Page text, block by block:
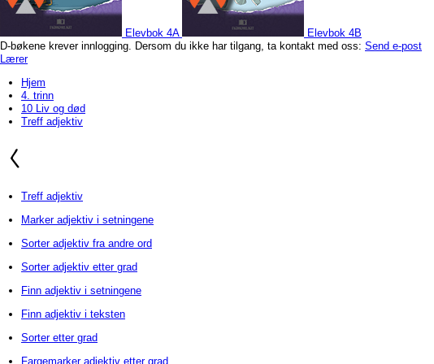
Elevbok 4A
Elevbok 4B
D-bøkene krever innlogging. Dersom du ikke har tilgang, ta kontakt med oss: Send e-post
Lærer
Hjem
4. trinn
10 Liv og død
Treff adjektiv
Treff adjektiv
Marker adjektiv i setningene
Sorter adjektiv fra andre ord
Sorter adjektiv etter grad
Finn adjektiv i setningene
Finn adjektiv i teksten
Sorter etter grad
Fargemarker adjektiv etter grad